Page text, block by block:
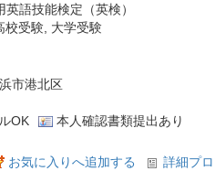
英語技能検定（英検）
校受験, 大学受験
市港北区
OK 本人確認書類提出あり
お気に入りへ追加する 詳細プ